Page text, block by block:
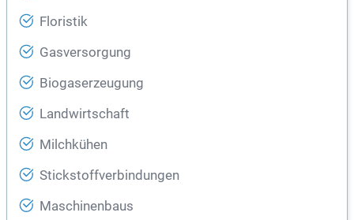
Floristik
Gasversorgung
Biogaserzeugung
Landwirtschaft
Milchkühen
Stickstoffverbindungen
Maschinenbaus